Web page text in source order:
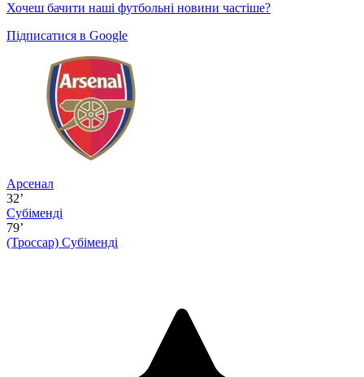
Хочеш бачити наші футбольні новини частіше?
Підписатися в Google
Арсенал
32’
Субіменді
79’
(Троссар) Субіменді